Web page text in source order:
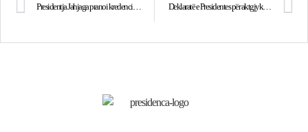
Presidentja Jahjaga pranoi kredencialet nga Ambasadori i ri i Mbretërisë së Bashkuar, Ruairi O’Connell Deklaratë e Presidentes për aktgjykimin e Gjykatës Kushtetuese rreth amendamenteve kushtetuese